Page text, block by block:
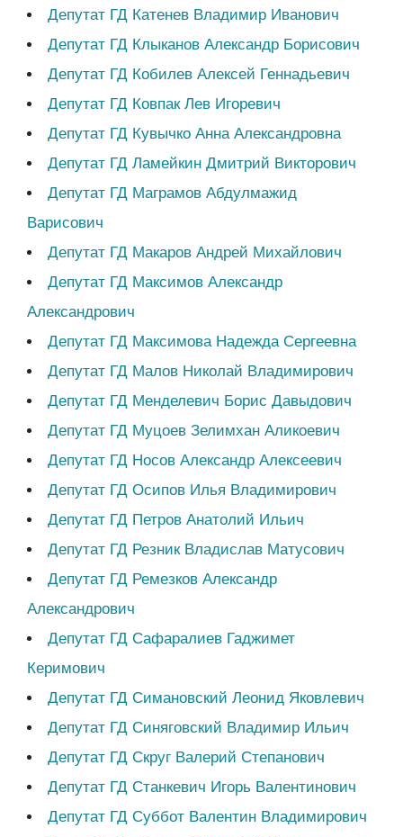
Депутат ГД Катенев Владимир Иванович
Депутат ГД Клыканов Александр Борисович
Депутат ГД Кобилев Алексей Геннадьевич
Депутат ГД Ковпак Лев Игоревич
Депутат ГД Кувычко Анна Александровна
Депутат ГД Ламейкин Дмитрий Викторович
Депутат ГД Маграмов Абдулмажид
Варисович
Депутат ГД Макаров Андрей Михайлович
Депутат ГД Максимов Александр
Александрович
Депутат ГД Максимова Надежда Сергеевна
Депутат ГД Малов Николай Владимирович
Депутат ГД Менделевич Борис Давыдович
Депутат ГД Муцоев Зелимхан Аликоевич
Депутат ГД Носов Александр Алексеевич
Депутат ГД Осипов Илья Владимирович
Депутат ГД Петров Анатолий Ильич
Депутат ГД Резник Владислав Матусович
Депутат ГД Ремезков Александр
Александрович
Депутат ГД Сафаралиев Гаджимет
Керимович
Депутат ГД Симановский Леонид Яковлевич
Депутат ГД Синяговский Владимир Ильич
Депутат ГД Скруг Валерий Степанович
Депутат ГД Станкевич Игорь Валентинович
Депутат ГД Суббот Валентин Владимирович